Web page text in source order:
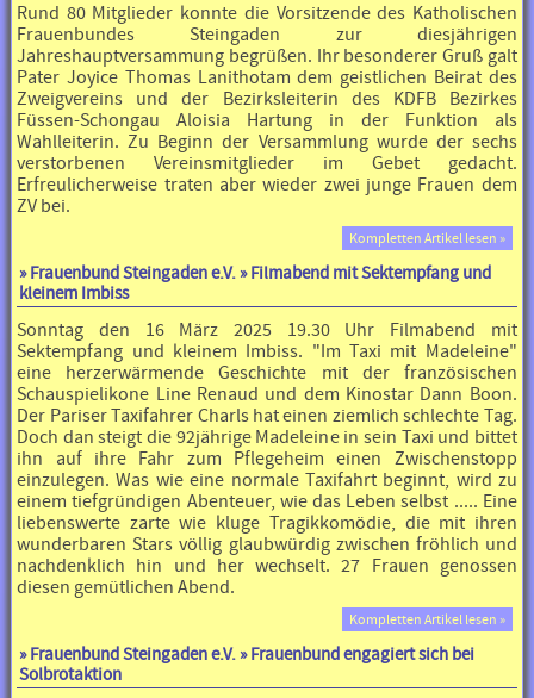
Rund 80 Mitglieder konnte die Vorsitzende des Katholischen
Frauenbundes Steingaden zur diesjährigen
Jahreshauptversammung begrüßen. Ihr besonderer Gruß galt
Pater Joyice Thomas Lanithotam dem geistlichen Beirat des
Zweigvereins und der Bezirksleiterin des KDFB Bezirkes
Füssen-Schongau Aloisia Hartung in der Funktion als
Wahlleiterin. Zu Beginn der Versammlung wurde der sechs
verstorbenen Vereinsmitglieder im Gebet gedacht.
Erfreulicherweise traten aber wieder zwei junge Frauen dem
ZV bei.
Kompletten Artikel lesen »
»Frauenbund Steingaden e.V. » Filmabend mit Sektempfang und
kleinem Imbiss
Sonntag den 16 März 2025 19.30 Uhr Filmabend mit
Sektempfang und kleinem Imbiss. "Im Taxi mit Madeleine"
eine herzerwärmende Geschichte mit der französischen
Schauspielikone Line Renaud und dem Kinostar Dann Boon.
Der Pariser Taxifahrer Charls hat einen ziemlich schlechte Tag.
Doch dan steigt die 92jährige Madeleine in sein Taxi und bittet
ihn auf ihre Fahr zum Pflegeheim einen Zwischenstopp
einzulegen. Was wie eine normale Taxifahrt beginnt, wird zu
einem tiefgründigen Abenteuer, wie das Leben selbst ..... Eine
liebenswerte zarte wie kluge Tragikkomödie, die mit ihren
wunderbaren Stars völlig glaubwürdig zwischen fröhlich und
nachdenklich hin und her wechselt. 27 Frauen genossen
diesen gemütlichen Abend.
Kompletten Artikel lesen »
»Frauenbund Steingaden e.V. » Frauenbund engagiert sich bei
Solbrotaktion